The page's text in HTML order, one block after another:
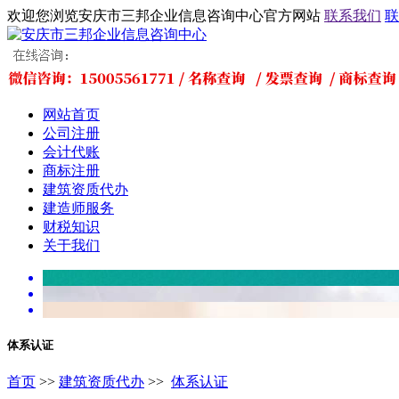
欢迎您浏览安庆市三邦企业信息咨询中心官方网站 联系我们
网站首页
公司注册
会计代账
商标注册
建筑资质代办
建造师服务
财税知识
关于我们
体系认证
首页 >> 建筑资质代办 >> 体系认证